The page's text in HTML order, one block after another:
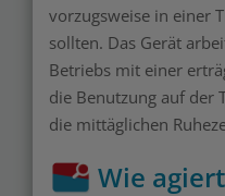
vorzugsweise in einer
sollten. Das Gerät
Betriebs mit einer
die Benutzung auf der
die mittäglichen
Wie